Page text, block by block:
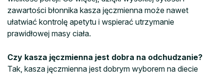
zawartości błonnika kasza jęczmienna może nawet
ułatwiać kontrolę apetytu i wspierać utrzymanie
prawidłowej masy ciała.
Czy kasza jęczmienna jest dobra na odchudzanie?
Tak, kasza jęczmienna jest dobrym wyborem na diecie